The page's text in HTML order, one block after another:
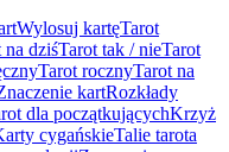
Wylosuj kartęTarot
na dziśTarot tak / nieTarot
Tarot rocznyTarot na
kartRozkłady
dla początkującychKrzyż
cygańskieTalie tarota